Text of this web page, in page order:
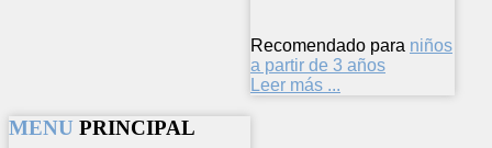
Recomendado para niños
a partir de 3 años
Leer más ...
MENU PRINCIPAL